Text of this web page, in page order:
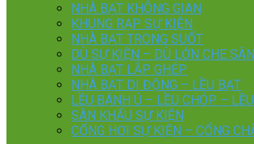
NHÀ BẠT KHÔNG GIAN
KHUNG RẠP SỰ KIỆN
NHÀ BẠT TRONG SUỐT
DÙ SỰ KIỆN – DÙ LỚN CHE
NHÀ BẠT LẮP GHÉP
NHÀ BẠT DI ĐỘNG – LỀU BẠT
LỀU BÁNH Ú – LỀU CHÓP –
SÂN KHẤU SỰ KIỆN
CỔNG HƠI SỰ KIỆN – CỔNG